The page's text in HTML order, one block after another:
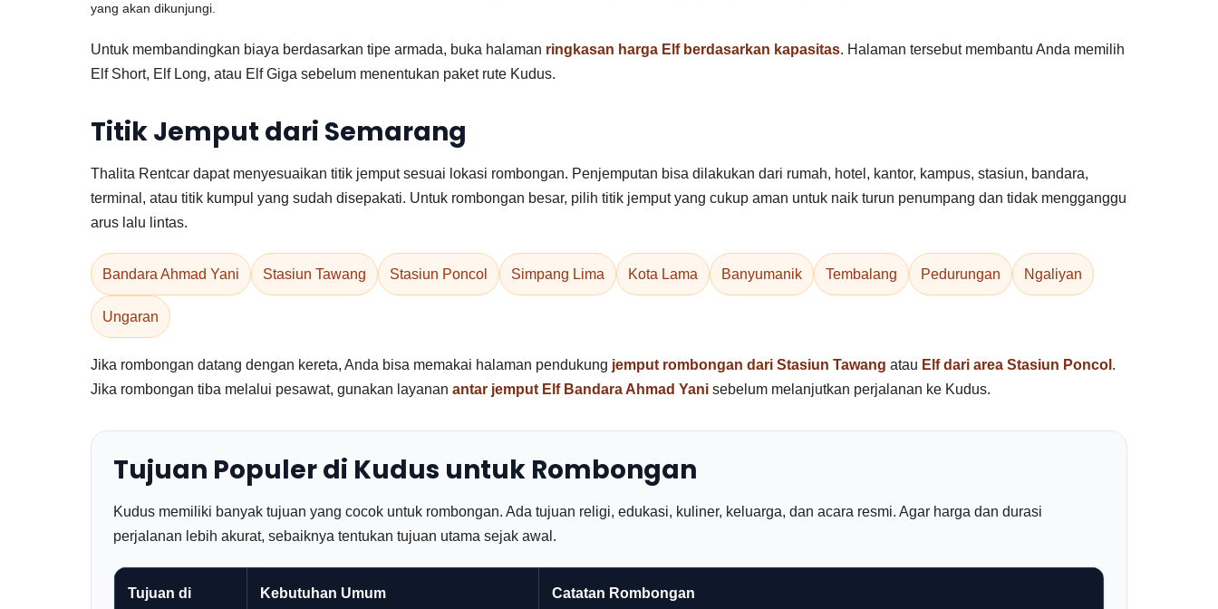
yang akan dikunjungi.
Untuk membandingkan biaya berdasarkan tipe armada, buka halaman ringkasan harga Elf berdasarkan kapasitas. Halaman tersebut membantu Anda memilih
Elf Short, Elf Long, atau Elf Giga sebelum menentukan paket rute Kudus.
Titik Jemput dari Semarang
Thalita Rentcar dapat menyesuaikan titik jemput sesuai lokasi rombongan. Penjemputan bisa dilakukan dari rumah, hotel, kantor, kampus, stasiun, bandara,
terminal, atau titik kumpul yang sudah disepakati. Untuk rombongan besar, pilih titik jemput yang cukup aman untuk naik turun penumpang dan tidak mengganggu
arus lalu lintas.
Bandara Ahmad Yani Stasiun Tawang Stasiun Poncol Simpang Lima Kota Lama Banyumanik Tembalang Pedurungan Ngaliyan
Ungaran
Jika rombongan datang dengan kereta, Anda bisa memakai halaman pendukung jemput rombongan dari Stasiun Tawang atau Elf dari area Stasiun Poncol .
Jika rombongan tiba melalui pesawat, gunakan layanan antar jemput Elf Bandara Ahmad Yani sebelum melanjutkan perjalanan ke Kudus.
Tujuan Populer di Kudus untuk Rombongan
Kudus memiliki banyak tujuan yang cocok untuk rombongan. Ada tujuan religi, edukasi, kuliner, keluarga, dan acara resmi. Agar harga dan durasi
perjalanan lebih akurat, sebaiknya tentukan tujuan utama sejak awal.
Tujuan di
Kebutuhan Umum Catatan Rombongan